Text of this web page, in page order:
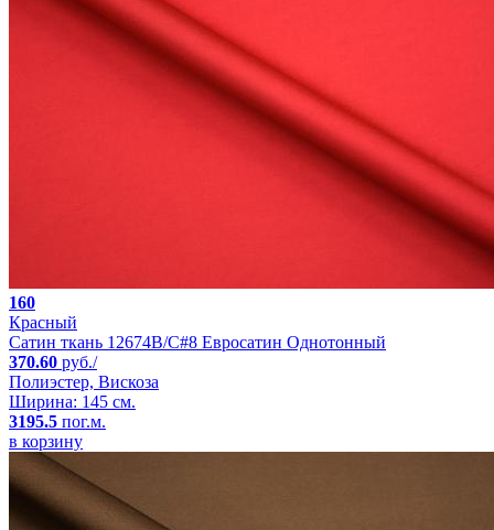
160
Красный
Сатин ткань 12674B/C#8 Евросатин Однотонный
370.60 руб./
Полиэстер, Вискоза
Ширина: 145 см.
3195.5 пог.м.
в корзину